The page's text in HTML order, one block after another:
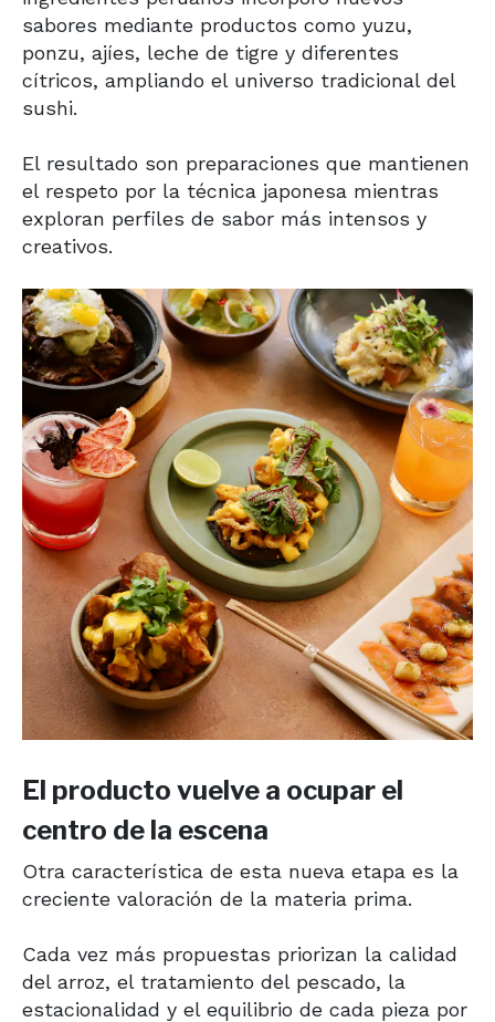
sabores mediante productos como yuzu,
ponzu, ajíes, leche de tigre y diferentes
cítricos, ampliando el universo tradicional del
sushi.
El resultado son preparaciones que mantienen
el respeto por la técnica japonesa mientras
exploran perfiles de sabor más intensos y
creativos.
El producto vuelve a ocupar el
centro de la escena
Otra característica de esta nueva etapa es la
creciente valoración de la materia prima.
Cada vez más propuestas priorizan la calidad
del arroz, el tratamiento del pescado, la
estacionalidad y el equilibrio de cada pieza por